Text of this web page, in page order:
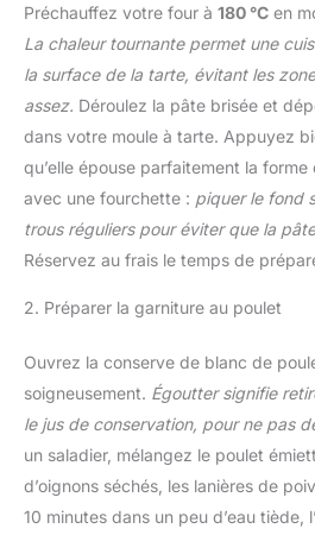
Préchauffez votre four à 180 °C en
La chaleur tournante permet une
la surface de la tarte, évitant les
assez. Déroulez la pâte brisée et
dans votre moule à tarte. Appuyez
qu’elle épouse parfaitement la
avec une fourchette : piquer le fond
trous réguliers pour éviter que la
Réservez au frais le temps de
2. Préparer la garniture au poulet
Ouvrez la conserve de blanc de
soigneusement. Égoutter signifie
le jus de conservation, pour ne pas
un saladier, mélangez le poulet
d’oignons séchés, les lanières de
10 minutes dans un peu d’eau tiède,